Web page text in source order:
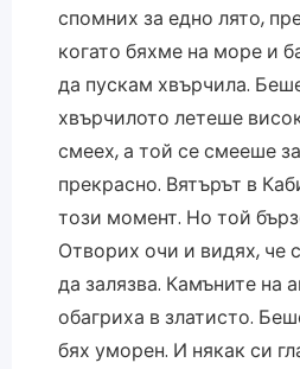
спомних за едно лято,
когато бяхме на море и
да пускам хвърчила.
хвърчилото летеше
смеех, а той се смееше
прекрасно. Вятърът в
този момент. Но той
Отворих очи и видях, че
да залязва. Камъните на
обагриха в златисто.
бях уморен. И някак си